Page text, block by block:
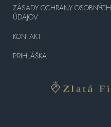
ZÁSADY OCHRANY OSOBNÝCH
ÚDAJOV
KONTAKT
PRIHLÁŠKA